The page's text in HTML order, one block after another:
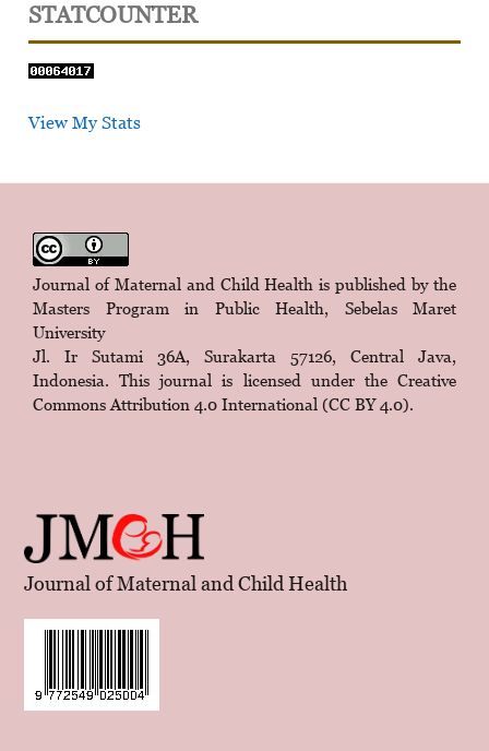
STATCOUNTER
View My Stats
Journal of Maternal and Child Health is published by the
Masters Program in Public Health, Sebelas Maret
University
Jl. Ir Sutami 36A, Surakarta 57126, Central Java,
Indonesia. This journal is licensed under the Creative
Commons Attribution 4.0 International (CC BY 4.0).
Journal of Maternal and Child Health